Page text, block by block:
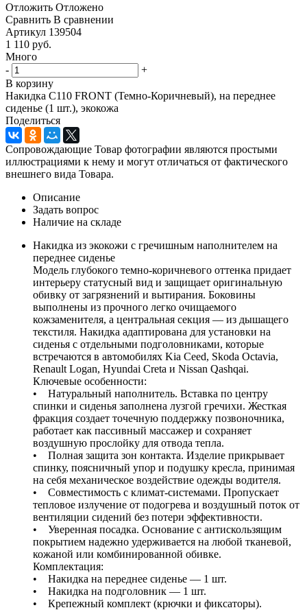
Отложить Отложено
Сравнить В сравнении
Артикул 139504
1 110 руб.
Много
-
+
В корзину
Накидка C110 FRONT (Темно-Коричневый), на переднее
сиденье (1 шт.), экокожа
Поделиться
Сопровождающие Товар фотографии являются простыми
иллюстрациями к нему и могут отличаться от фактического
внешнего вида Товара.
Описание
Задать вопрос
Наличие на складе
Накидка из экокожи с гречишным наполнителем на
переднее сиденье
Модель глубокого темно-коричневого оттенка придает
интерьеру статусный вид и защищает оригинальную
обивку от загрязнений и вытирания. Боковины
выполнены из прочного легко очищаемого
кожзаменителя, а центральная секция — из дышащего
текстиля. Накидка адаптирована для установки на
сиденья с отдельными подголовниками, которые
встречаются в автомобилях Kia Ceed, Skoda Octavia,
Renault Logan, Hyundai Creta и Nissan Qashqai.
Ключевые особенности:
• Натуральный наполнитель. Вставка по центру
спинки и сиденья заполнена лузгой гречихи. Жесткая
фракция создает точечную поддержку позвоночника,
работает как пассивный массажер и сохраняет
воздушную прослойку для отвода тепла.
• Полная защита зон контакта. Изделие прикрывает
спинку, поясничный упор и подушку кресла, принимая
на себя механическое воздействие одежды водителя.
• Совместимость с климат-системами. Пропускает
тепловое излучение от подогрева и воздушный поток от
вентиляции сидений без потери эффективности.
• Уверенная посадка. Основание с антискользящим
покрытием надежно удерживается на любой тканевой,
кожаной или комбинированной обивке.
Комплектация:
• Накидка на переднее сиденье — 1 шт.
• Накидка на подголовник — 1 шт.
• Крепежный комплект (крючки и фиксаторы).